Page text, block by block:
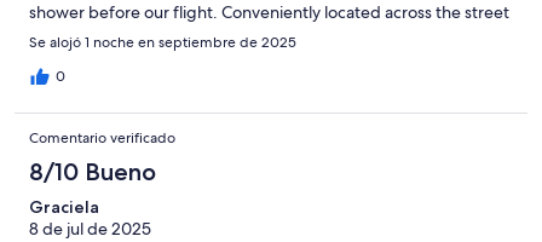
shower before our flight. Conveniently located across the street
from the cruise ship and a quick taxi ride to airport. There aren’t
any frills as a hostel, but clean, quiet, and safe. Would highly
recommend as the staff were really nice and helpful!
Se alojó 1 noche en septiembre de 2025
0
Comentario verificado
8/10 Bueno
Graciela
8 de jul de 2025